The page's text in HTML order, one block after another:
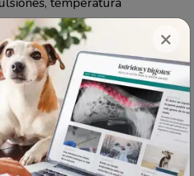
y problemas cardíacos que
Las marcas más
Adderall y Ritalin.
y somníferos.Las
los somníferos de marcas
Ambien y Lunesta
para reducir la ansiedad y
×